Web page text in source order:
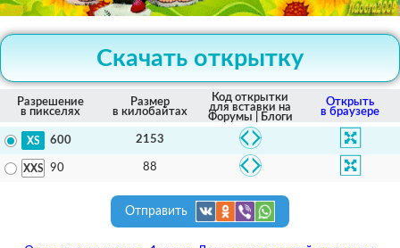
Скачать открытку
Разрешение
в пикселях
Размер
в килобайтах
Код открытки
для вставки на
Форумы | Блоги
Открыть
в браузере
600 2153
90 88
Отправить